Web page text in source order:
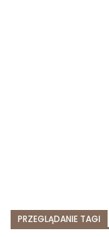
PRZEGLĄDANIE TAGI